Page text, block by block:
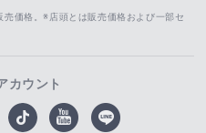
価格。※店頭とは販売価格および一部セ
カウント